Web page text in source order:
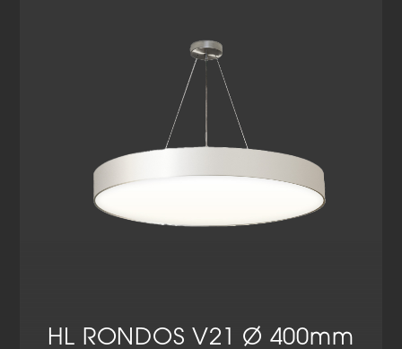
HL RONDOS V21 Ø 400mm
personalisierte Anzeigen und Inhalte oder Anzeigen-
Weitere Informationen über die
Verwendung Ihrer Daten finden Sie in unserer
Hier finden Sie eine Übersicht über alle verwendeten
Cookies. Sie können Ihre Einwilligung zu ganzen
Kategorien geben oder sich weitere Informationen
anzeigen lassen und so nur bestimmte Cookies
Alle akzeptieren Einstellungen speichern
erforderlich.